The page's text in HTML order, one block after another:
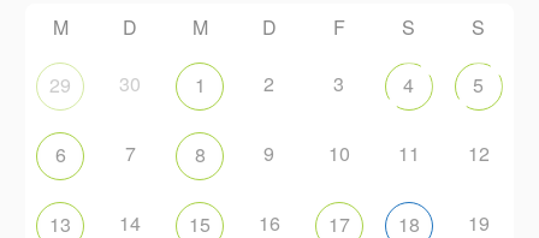
M D M D F S S
29 30 1 2 3 4 5
6 7 8 9 10 11 12
13 14 15 16 17 18 19